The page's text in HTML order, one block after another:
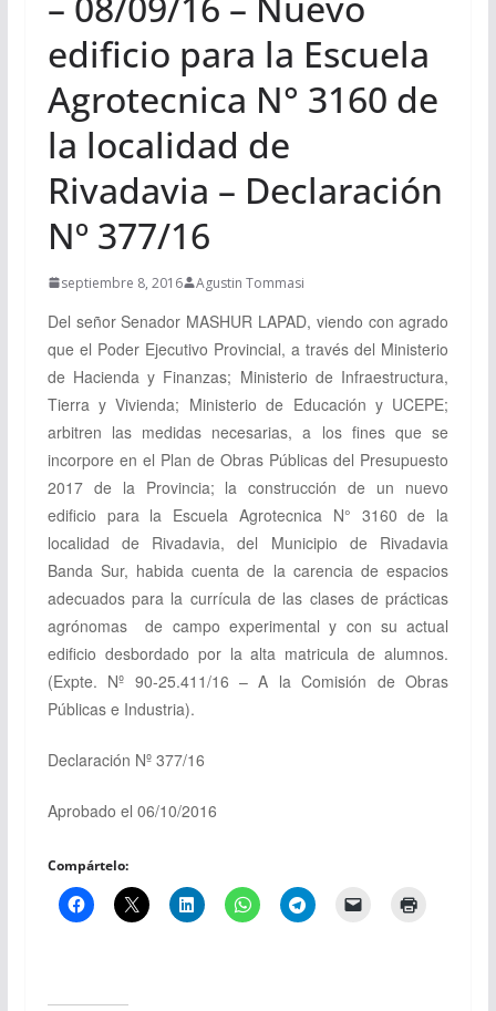
edificio para la Escuela
Agrotecnica N° 3160 de
la localidad de
Rivadavia – Declaración
Nº 377/16
septiembre 8, 2016 Agustin Tommasi
Del señor Senador MASHUR LAPAD, viendo con agrado
que el Poder Ejecutivo Provincial, a través del Ministerio
de Hacienda y Finanzas; Ministerio de Infraestructura,
Tierra y Vivienda; Ministerio de Educación y UCEPE;
arbitren las medidas necesarias, a los fines que se
incorpore en el Plan de Obras Públicas del Presupuesto
2017 de la Provincia; la construcción de un nuevo
edificio para la Escuela Agrotecnica N° 3160 de la
localidad de Rivadavia, del Municipio de Rivadavia
Banda Sur, habida cuenta de la carencia de espacios
adecuados para la currícula de las clases de prácticas
agrónomas de campo experimental y con su actual
edificio desbordado por la alta matricula de alumnos.
(Expte. Nº 90-25.411/16 – A la Comisión de Obras
Públicas e Industria).
Declaración Nº 377/16
Aprobado el 06/10/2016
Compártelo: